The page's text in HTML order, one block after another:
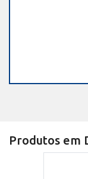
Produtos em